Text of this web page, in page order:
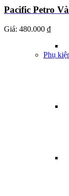
Phụ
Pacific Petro
Giá: 480.000 ₫